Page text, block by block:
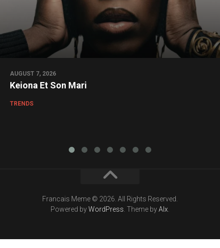
AUGUST 7, 2026
Keiona Et Son Mari
TRENDS
Francais Meme © 2026. All Rights Reserved.
Powered byWordPress . Theme byAlx